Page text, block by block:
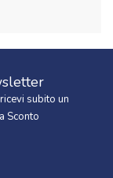
subito un
Sconto